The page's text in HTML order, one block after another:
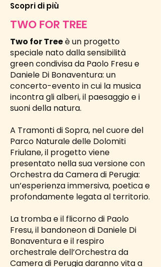
Scopri di più
TWO FOR TREE
Two for Treeè un progetto
speciale nato dalla sensibilità
green condivisa da Paolo Fresu e
Daniele Di Bonaventura: un
concerto-evento in cui la musica
incontra gli alberi, il paesaggio e i
suoni della natura.
A Tramonti di Sopra, nel cuore del
Parco Naturale delle Dolomiti
Friulane, il progetto viene
presentato nella sua versione con
Orchestra da Camera di Perugia:
un’esperienza immersiva, poetica e
profondamente legata al territorio.
La tromba e il flicorno di Paolo
Fresu, il bandoneon di Daniele Di
Bonaventura e il respiro
orchestrale dell’Orchestra da
Camera di Perugia daranno vita a